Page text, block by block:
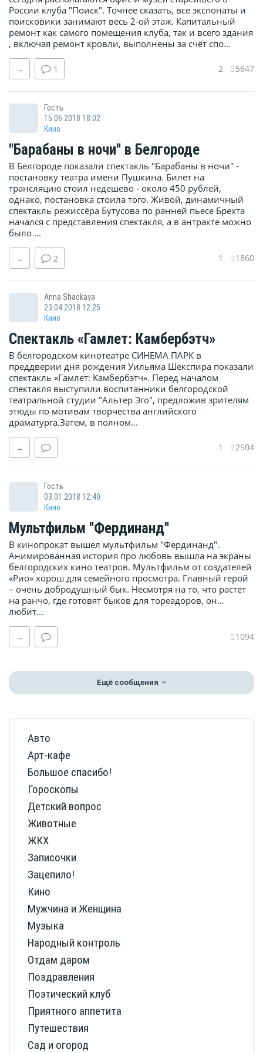
России клуба "Поиск". Точнее сказать, все экспонаты и
поисковики занимают весь 2-ой этаж. Капитальный
ремонт как самого помещения клуба, так и всего здания
, включая ремонт кровли, выполнены за счёт спо...
→ 1 2 5647
Гость
15.06.2018 18:02
Кино
"Барабаны в ночи" в Белгороде
В Белгороде показали спектакль "Барабаны в ночи" -
постановку театра имени Пушкина. Билет на
трансляцию стоил недешево - около 450 рублей,
однако, постановка стоила того. Живой, динамичный
спектакль режиссёра Бутусова по ранней пьесе Брехта
начался с представления спектакля, а в антракте можно
было ...
→ 2 1 1860
Anna Shackaya
23.04.2018 12:25
Кино
Спектакль «Гамлет: Камбербэтч»
В белгородском кинотеатре СИНЕМА ПАРК в
преддверии дня рождения Уильяма Шекспира показали
спектакль «Гамлет: Камбербэтч». Перед началом
спектакля выступили воспитанники белгородской
театральной студии "Альтер Эго", предложив зрителям
этюды по мотивам творчества английского
драматурга.Затем, в полном...
→ 1 2504
Гость
03.01.2018 12:40
Кино
Мультфильм "Фердинанд"
В кинопрокат вышел мультфильм "Фердинанд".
Анимированная история про любовь вышла на экраны
белгородских кино театров. Мультфильм от создателей
«Рио» хорош для семейного просмотра. Главный герой
– очень добродушный бык. Несмотря на то, что растёт
на ранчо, где готовят быков для тореадоров, он…
любит...
→ 1094
Ещё сообщения
Авто
Арт-кафе
Большое спасибо!
Гороскопы
Детский вопрос
Животные
ЖКХ
Записочки
Зацепило!
Кино
Мужчина и Женщина
Музыка
Народный контроль
Отдам даром
Поздравления
Поэтический клуб
Приятного аппетита
Путешествия
Сад и огород